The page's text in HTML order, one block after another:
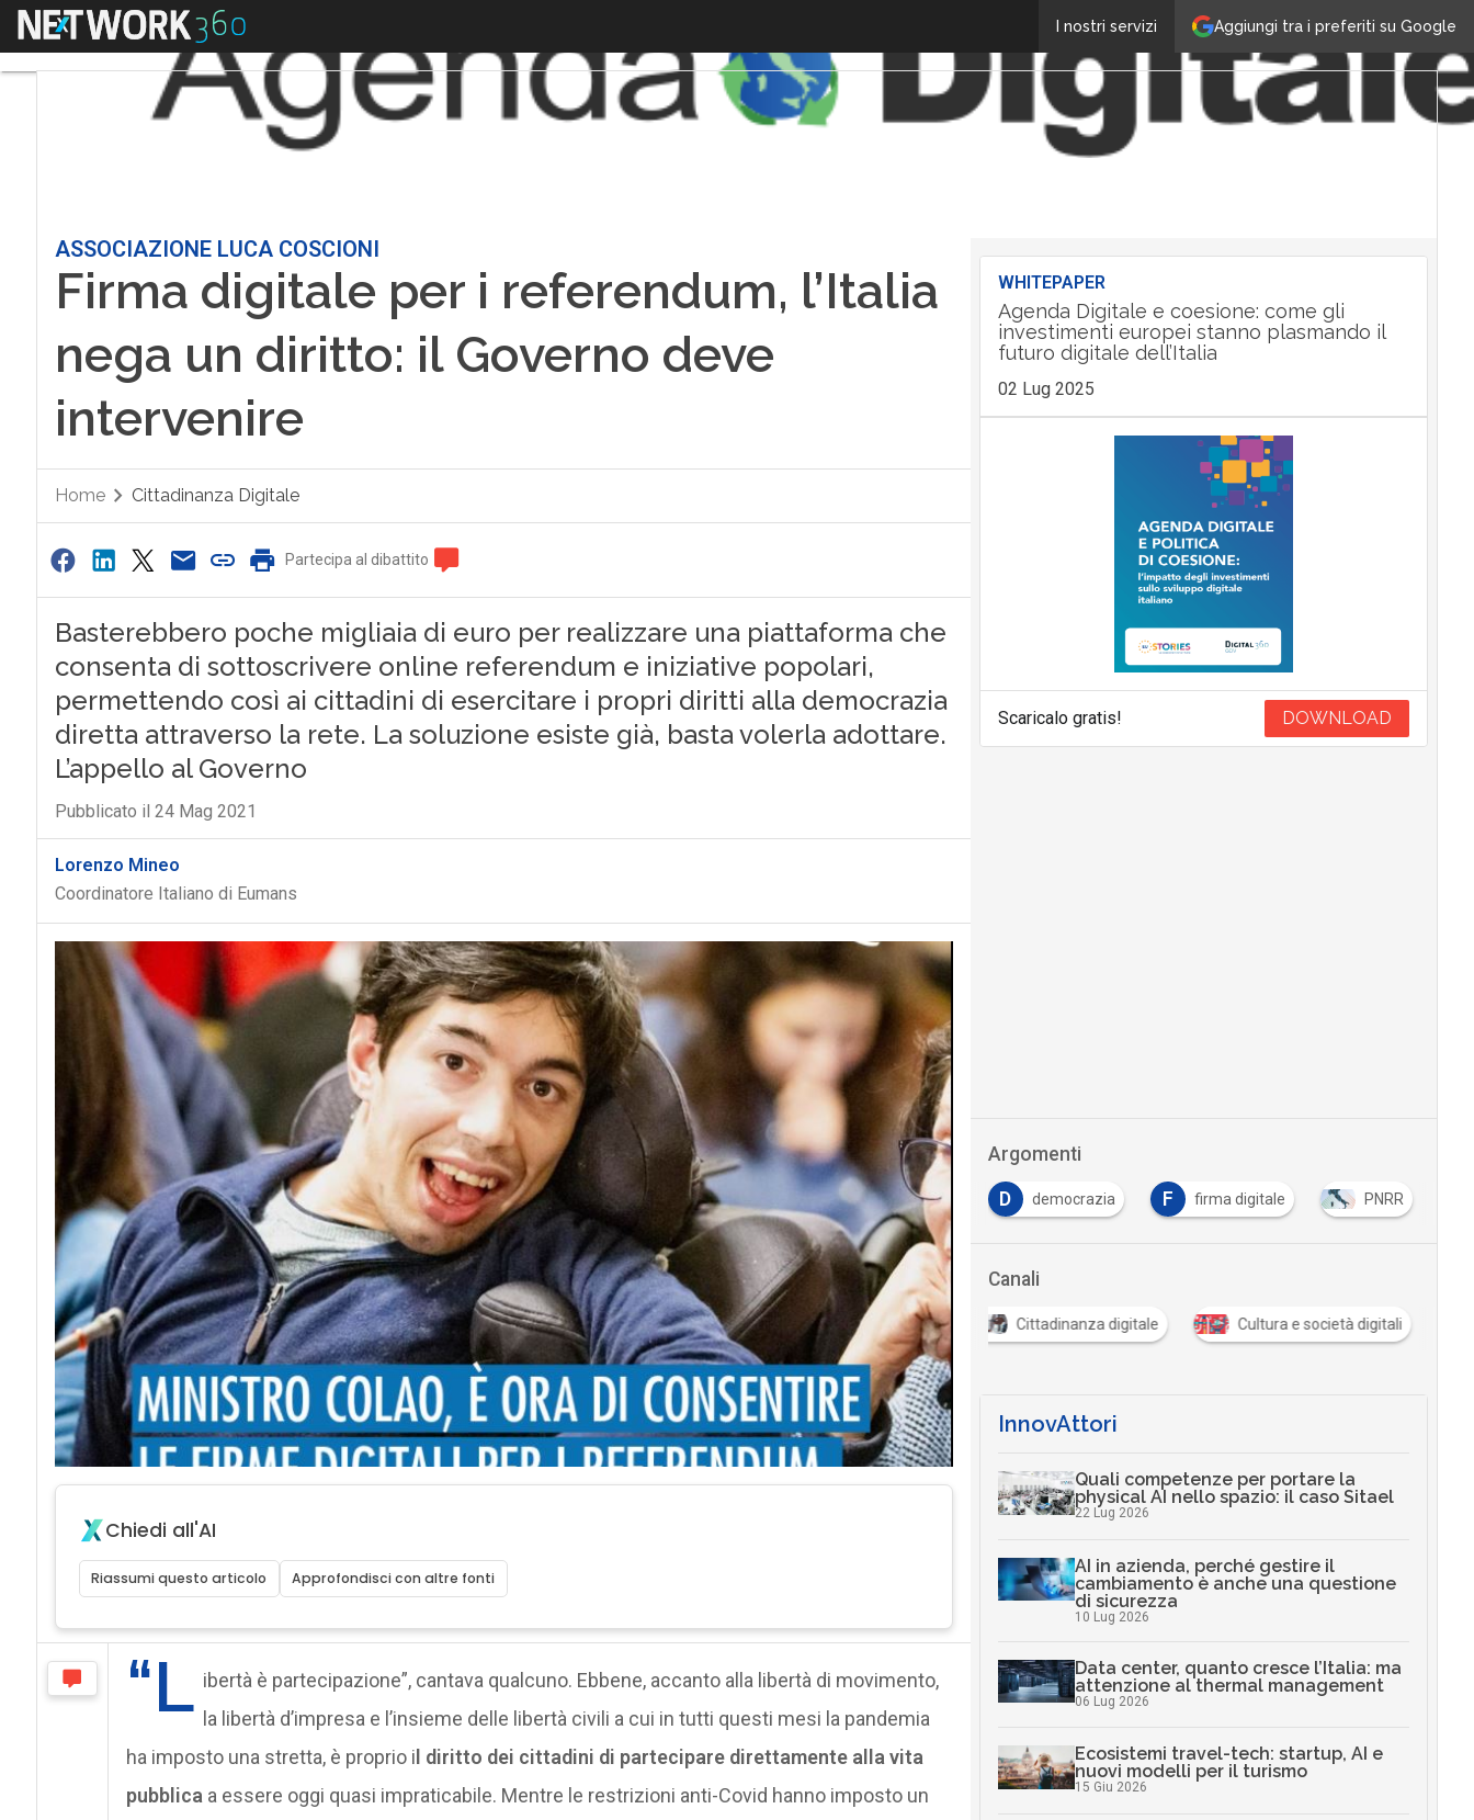
Aggiungi tra i preferiti su Google
I nostri servizi
Menu
ASSOCIAZIONE LUCA COSCIONI
Firma digitale per i referendum, l’Italia
nega un diritto: il Governo deve
intervenire
Home Cittadinanza Digitale
Partecipa al dibattito
Basterebbero poche migliaia di euro per realizzare una piattaforma che
consenta di sottoscrivere online referendum e iniziative popolari,
permettendo così ai cittadini di esercitare i propri diritti alla democrazia
diretta attraverso la rete. La soluzione esiste già, basta volerla adottare.
L’appello al Governo
Pubblicato il 24 Mag 2021
Lorenzo Mineo
Coordinatore Italiano di Eumans
Chiedi all'AI
Riassumi questo articolo Approfondisci con altre fonti
“L ibertà è partecipazione”, cantava qualcuno. Ebbene, accanto alla libertà di movimento,
la libertà d’impresa e l’insieme delle libertà civili a cui in tutti questi mesi la pandemia
ha imposto una stretta, è proprio il diritto dei cittadini di partecipare direttamente alla vita
pubblica a essere oggi quasi impraticabile. Mentre le restrizioni anti-Covid hanno imposto un
WHITEPAPER
Agenda Digitale e coesione: come gli
investimenti europei stanno plasmando il
futuro digitale dell’Italia
02 Lug 2025
Scaricalo gratis! DOWNLOAD
Argomenti
B banda larga D democrazia F firma digitale PNRR
Canali
Cittadinanza digitale Cultura e società digitali
InnovAttori
Quali competenze per portare la
physical AI nello spazio: il caso Sitael
22 Lug 2026
AI in azienda, perché gestire il
cambiamento è anche una questione
di sicurezza
10 Lug 2026
Data center, quanto cresce l’Italia: ma
attenzione al thermal management
06 Lug 2026
Ecosistemi travel-tech: startup, AI e
nuovi modelli per il turismo
15 Giu 2026